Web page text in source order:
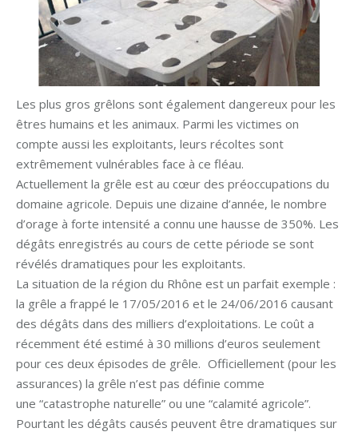
Les plus gros grêlons sont également dangereux pour les
êtres humains et les animaux. Parmi les victimes on
compte aussi les exploitants, leurs récoltes sont
extrêmement vulnérables face à ce fléau.
Actuellement la grêle est au cœur des préoccupations du
domaine agricole. Depuis une dizaine d’année, le nombre
d’orage à forte intensité a connu une hausse de 350%. Les
dégâts enregistrés au cours de cette période se sont
révélés dramatiques pour les exploitants.
La situation de la région du Rhône est un parfait exemple :
la grêle a frappé le 17/05/2016 et le 24/06/2016 causant
des dégâts dans des milliers d’exploitations. Le coût a
récemment été estimé à 30 millions d’euros seulement
pour ces deux épisodes de grêle. Officiellement (pour les
assurances) la grêle n’est pas définie comme
une “catastrophe naturelle” ou une “calamité agricole”.
Pourtant les dégâts causés peuvent être dramatiques sur